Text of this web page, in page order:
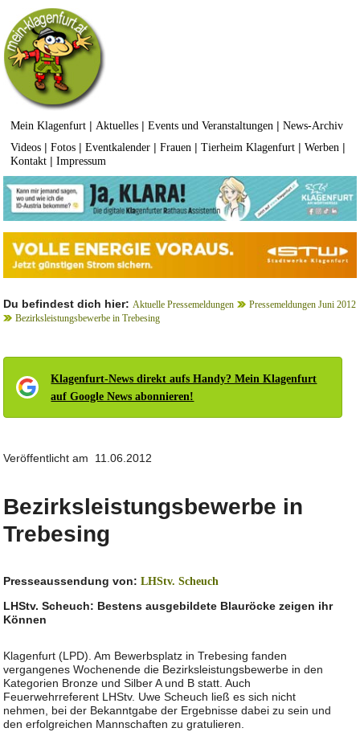
Mein Klagenfurt | Aktuelles |Events und Veranstaltungen |News-Archiv
Videos |Fotos |Eventkalender |Frauen |Tierheim Klagenfurt |Werben |
Kontakt |Impressum
Du befindest dich hier: Aktuelle Pressemeldungen
Pressemeldungen Juni 2012
Bezirksleistungsbewerbe in Trebesing
Klagenfurt-News direkt aufs Handy? Mein Klagenfurt
auf Google News abonnieren!
Veröffentlicht am 11.06.2012
Bezirksleistungsbewerbe in
Trebesing
Presseaussendung von:LHStv. Scheuch
LHStv. Scheuch: Bestens ausgebildete Blauröcke zeigen ihr
Können
Klagenfurt (LPD). Am Bewerbsplatz in Trebesing fanden
vergangenes Wochenende die Bezirksleistungsbewerbe in den
Kategorien Bronze und Silber A und B statt. Auch
Feuerwehrreferent LHStv. Uwe Scheuch ließ es sich nicht
nehmen, bei der Bekanntgabe der Ergebnisse dabei zu sein und
den erfolgreichen Mannschaften zu gratulieren.